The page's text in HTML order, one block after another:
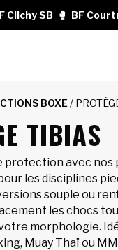
Clichy SB 🥊 BF
BOXE /
TIBIAS
protection avec nos
les disciplines
souple ou
les chocs
morphologie.
Muay Thaï ou